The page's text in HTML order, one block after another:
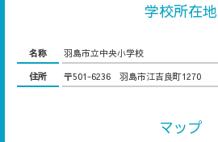
学校所在地
名称
羽島市立中央小学校
住所
〒501-6236 羽島市江吉良町1270
マップ